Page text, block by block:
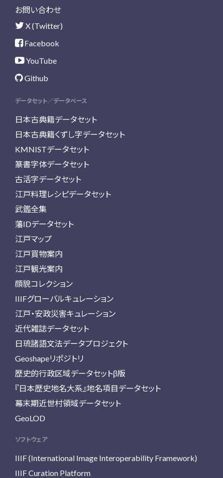
お問い合わせ
X (Twitter)
Facebook
YouTube
Github
データセット／データベース
日本古典籍データセット
日本古典籍くずし字データセット
KMNISTデータセット
篆書字体データセット
古活字データセット
江戸料理レシピデータセット
武鑑全集
藩IDデータセット
江戸マップ
江戸買物案内
江戸観光案内
顔貌コレクション
IIIFグローバルキュレーション
江戸・安政災害キュレーション
近代雑誌データセット
日琉諸語文法データプロジェクト
Geoshapeリポジトリ
歴史的行政区域データセットβ版
『日本歴史地名大系』地名項目データセット
幕末期近世村領域データセット
GeoLOD
ソフトウェア
IIIF (International Image Interoperability Framework)
IIIF Curation Platform